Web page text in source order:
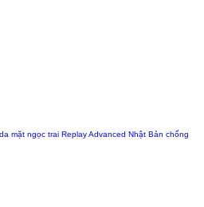
mặt ngọc trai Replay Advanced Nhật Bản chống